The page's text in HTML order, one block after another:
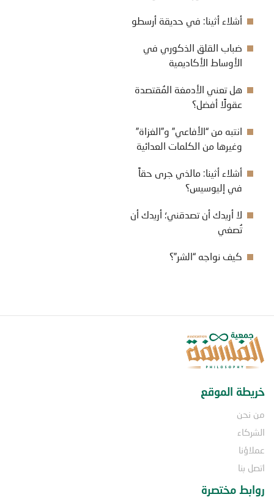
أشلاء أثينا: في حديقة أرسطو
ضباب القلق الذكوري في
الأوساط الأكاديمية
هل تعني الأدمغة المُقتصدة
عقولًا أفضل؟
انتبه من “الأفاعي” و”الغزاة”
وغيرها من الكلمات العدائية
أشلاء أثينا: مالذي جرى حقاً
في إليوسيس؟
لا أريدك أن تصدقني؛ أريدك أن
تُصغي
كيف نواجه “الشر”؟
خريطة الموقع
من نحن
الشركاء
عملاؤنا
اتصل بنا
روابط مختصرة